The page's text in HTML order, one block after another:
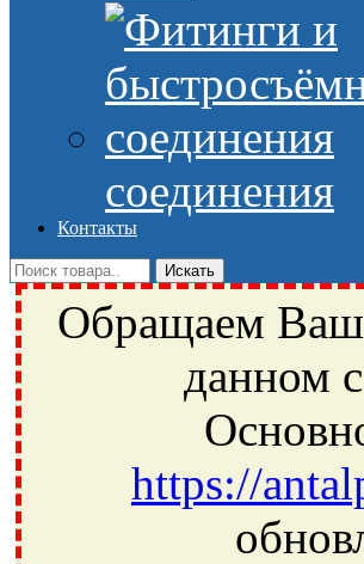
соединения
Контакты
Обращаем
данном
https://